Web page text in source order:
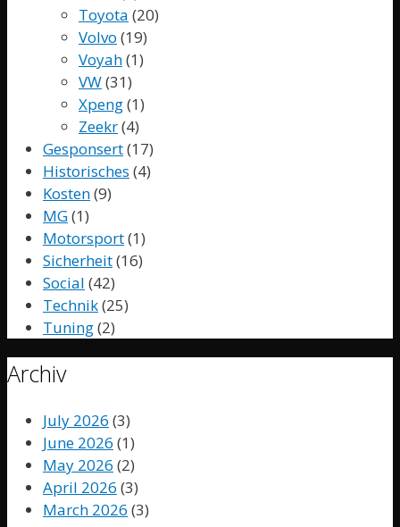
Toyota (20)
Volvo (19)
Voyah(1)
VW(31)
Xpeng(1)
Zeekr(4)
Gesponsert(17)
Historisches (4)
Kosten(9)
MG(1)
Motorsport(1)
Sicherheit(16)
Social (42)
Technik(25)
Tuning(2)
Archiv
July 2026 (3)
June 2026 (1)
May 2026 (2)
April 2026 (3)
March 2026 (3)